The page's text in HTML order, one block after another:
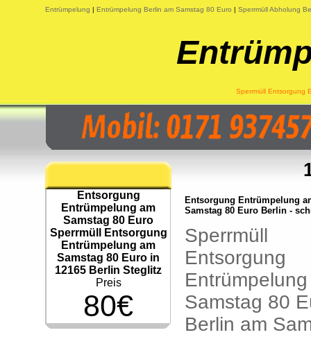
Entrümpelung | Entrümpelung Berlin am Samstag 80 Euro | Sperrmüll Abholung
Sperrmüll Entsorgung
Entsorgung
Entrümpelung am
Samstag 80 Euro
Sperrmüll Entsorgung
Entrümpelung am
Samstag 80 Euro in
12165 Berlin Steglitz
Preis
80€
Entsorgung Entrümpelung
Samstag 80 Euro Berlin -
Sperrmüll
Entsorgung
Samstag 80
Berlin am